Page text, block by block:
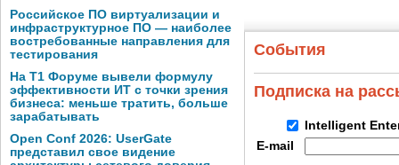
Российское ПО виртуализации и
инфраструктурное ПО — наиболее
востребованные направления для
тестирования
На Т1 Форуме вывели формулу
эффективности ИТ с точки зрения
бизнеса: меньше тратить, больше
зарабатывать
Open Conf 2026: UserGate
представил свое видение
События
Подписка на
Intelligent
E-mail